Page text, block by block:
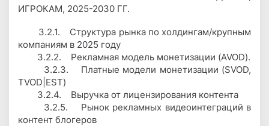
ИГРОКАМ, 2025-2030 ГГ.
3.2.1. Структура рынка по холдингам/крупным
компаниям в 2025 году
3.2.2. Рекламная модель монетизации (AVOD).
3.2.3. Платные модели монетизации (SVOD,
TVOD|EST)
3.2.4. Выручка от лицензирования контента
3.2.5. Рынок рекламных видеоинтеграций в
контент блогеров